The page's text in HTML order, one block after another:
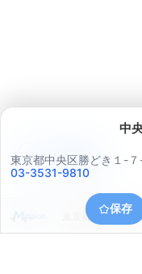
中
東京都中央区勝どき１-
03-3531-9810
保存
東京都港区芝５
アプリで見る